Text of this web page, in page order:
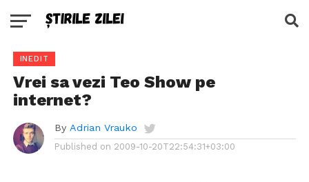
INEDIT
Vrei sa vezi Teo Show pe
internet?
By Adrian Vrauko
Published on 2009-10-20T22:54:31+03:00